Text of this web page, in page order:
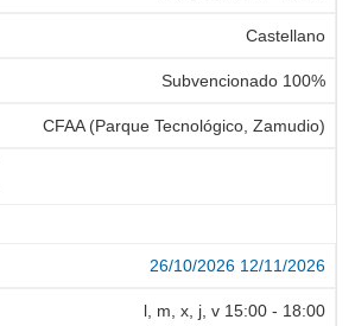
Castellano
Subvencionado 100%
CFAA (Parque Tecnológico, Zamudio)
26/10/2026 12/11/2026
l, m, x, j, v 15:00 - 18:00